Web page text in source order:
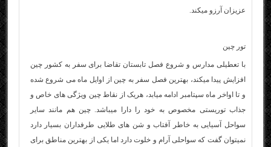
عزیزان آرزو میکند.
تور چین
با تعطیلی مدارس و شروع فصل تابستان تقاضا برای سفر به کشور چین
افزایش پیدا میکند، بهترین فصل سفر به چین از اوایل ماه می شروع شده
و تا اواخر ماه سپتامبر ادامه میابد، هریک از نقاط چین ویژگی های خاص و
جذاب توریستی مخصوص به خود را دارا میباشد. چین هم مانند سایر
سواحل آسیایی به خاطر آفتاب و شن های طلایی طرفداران بسیار دارد
نمیتوان گفت که سواحلی آرام و خلوت دارد اما یکی از بهترین مناطق برای